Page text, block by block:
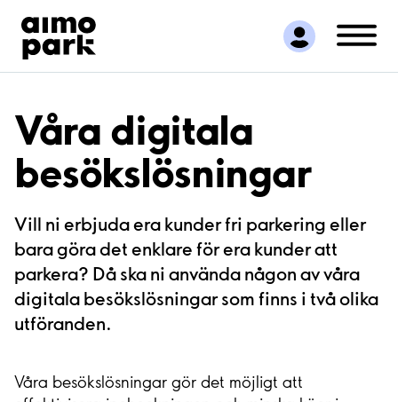
Hitta parkering
Samarbete
Kundservice
Om Aimo Park
Våra digitala
besökslösningar
Vill ni erbjuda era kunder fri parkering eller
bara göra det enklare för era kunder att
parkera? Då ska ni använda någon av våra
digitala besökslösningar som finns i två olika
utföranden.
Våra besökslösningar gör det möjligt att